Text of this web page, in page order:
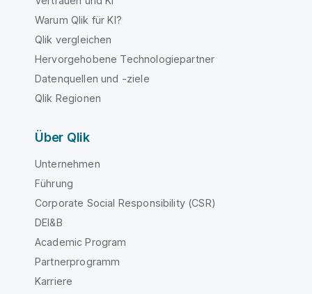
Warum Qlik für KI?
Qlik vergleichen
Hervorgehobene Technologiepartner
Datenquellen und -ziele
Qlik Regionen
Über Qlik
Unternehmen
Führung
Corporate Social Responsibility (CSR)
DEI&B
Academic Program
Partnerprogramm
Karriere